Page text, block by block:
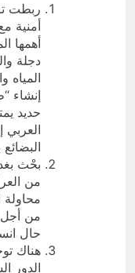
ربطت
أمنية
أهمها
دجلة
المياه
إنشاء
حديد
العربي
بحْث
من
محاولة
من أجل
حال
هناك
الدور